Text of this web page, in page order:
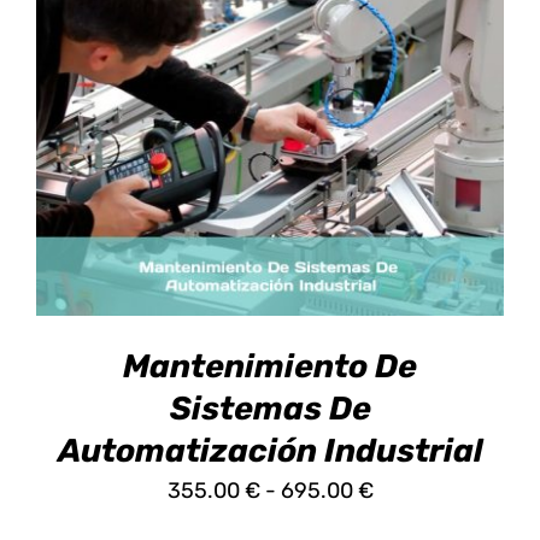
SELECCIONAR OPCIONESESTE
PRODUCTO
TIENE
MÚLTIPLES
VARIANTES.
LAS
OPCIONES
SE
PUEDEN
ELEGIR
EN
LA
PÁGINA
DE
PRODUCTO
/ DETALLES
Mantenimiento De
Sistemas De
Automatización Industrial
355.00€ - 695.00€Rango